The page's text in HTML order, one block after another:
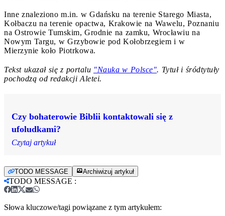
Inne znaleziono m.in. w Gdańsku na terenie Starego Miasta,
Kołbaczu na terenie opactwa, Krakowie na Wawelu, Poznaniu
na Ostrowie Tumskim, Grodnie na zamku, Wrocławiu na
Nowym Targu, w Grzybowie pod Kołobrzegiem i w
Mierzynie koło Piotrkowa.
Tekst ukazał się z portalu "Nauka w Polsce". Tytuł i śródtytuły
pochodzą od redakcji Aletei.
Czy bohaterowie Biblii kontaktowali się z
ufoludkami?
Czytaj artykuł
TODO MESSAGE Archiwizuj artykuł
TODO MESSAGE :
Słowa kluczowe/tagi powiązane z tym artykułem: